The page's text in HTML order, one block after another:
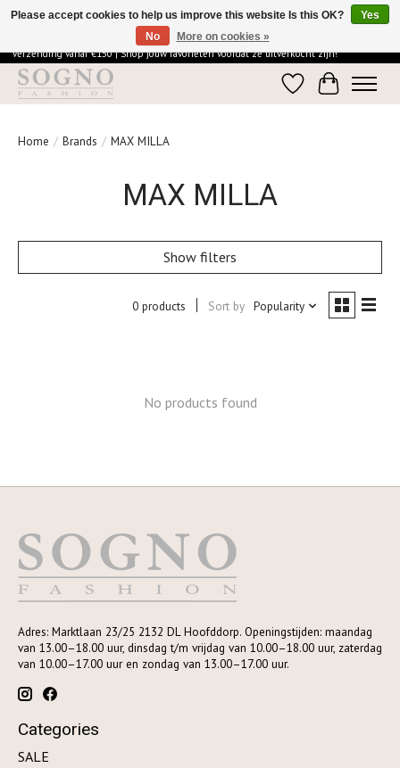
Ontdek de elegantie van SOGNO Fashion | Vandaag besteld = morgen in huis | Gratis
verzending vanaf €150 | Shop jouw favorieten voordat ze uitverkocht zijn!
WishlistCart
Home / Brands / MAX MILLA
MAX MILLA
Show filters
0 products Sort by Popularity
No products found
Adres: Marktlaan 23/25 2132 DL Hoofddorp. Openingstijden: maandag
van 13.00–18.00 uur, dinsdag t/m vrijdag van 10.00–18.00 uur, zaterdag
van 10.00–17.00 uur en zondag van 13.00–17.00 uur.
Categories
SALE
Please accept cookies to help us improve this website Is this OK?
Yes
No
More on cookies »